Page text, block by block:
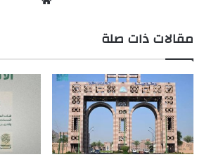
مقالات ذات صلة